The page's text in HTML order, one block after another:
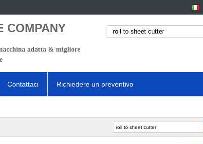
COMPANY
adatta & migliore
Contattaci Richiedere un preventivo